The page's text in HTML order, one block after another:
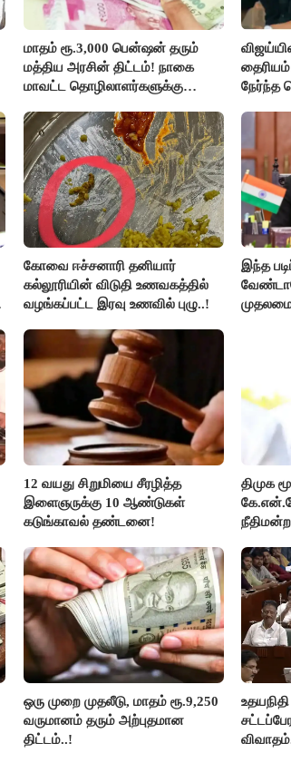
மாதம் ரூ.3,000 பென்ஷன் தரும்
மத்திய அரசின் திட்டம்! நாகை
மாவட்ட தொழிலாளர்களுக்கு
செய்தி!
நேர்ந்த
கோவை ஈச்சனாரி தனியார்
கல்லூரியின் விடுதி உணவகத்தில்
வழங்கப்பட்ட இரவு உணவில் புழு..!
இந்த
12 வயது சிறுமியை சீரழித்த
இளைஞருக்கு 10 ஆண்டுகள்
கடுங்காவல் தண்டனை!
திமுக
ஒரு முறை முதலீடு, மாதம் ரூ.9,250
வருமானம் தரும் அற்புதமான
திட்டம்..!